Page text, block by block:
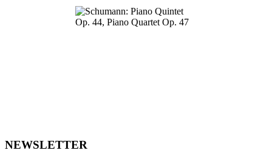
NEWSLETTER